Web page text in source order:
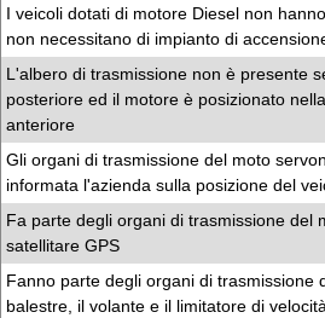
I veicoli dotati di motore Diesel non
non necessitano di impianto di
L'albero di trasmissione non è presente
posteriore ed il motore è posizionato
anteriore
Gli organi di trasmissione del moto
informata l'azienda sulla posizione del
Fa parte degli organi di trasmissione del
satellitare GPS
Fanno parte degli organi di trasmissione
balestre, il volante e il limitatore di velocità